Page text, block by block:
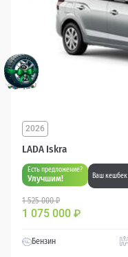
LADA Iskra
2026
Есть предложение?
Улучшим! Ваш кешбек
1 525 000 ₽
1 075 000 ₽
Бензин